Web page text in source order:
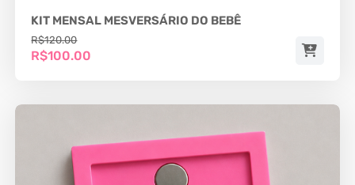
KIT MENSAL MESVERSÁRIO DO BEBÊ
R$120.00
R$100.00